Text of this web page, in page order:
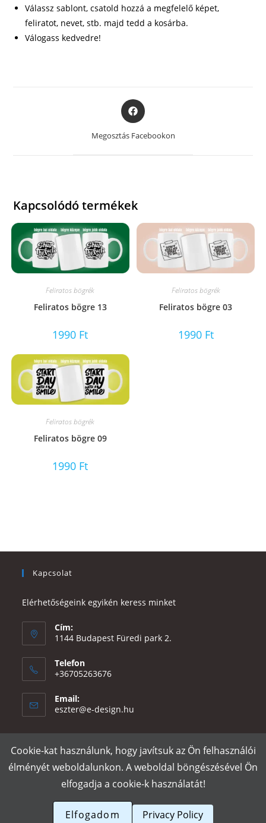
Válassz sablont, csatold hozzá a megfelelő képet,
feliratot, nevet, stb. majd tedd a kosárba.
Válogass kedvedre!
Opens
in
a
new
Megosztás Facebookon
Kapcsolódó termékek
Feliratos bögrék
Feliratos bögre 13
1990 Ft
Feliratos bögrék
Feliratos bögre 03
1990 Ft
Feliratos bögrék
Feliratos bögre 09
1990 Ft
Kapcsolat
Elérhetőségeink egyikén keress minket
Cím:
1144 Budapest Füredi park 2.
Telefon
+36705263676
Email:
eszter@e-design.hu
Rólunk Szállítás és fizetés Adatvédelmi tájékoztató
ÁSZF
Póló nyomtatás
Cookie-kat használunk, hogy javítsuk az Ön felhasználói
élményét weboldalunkon. A weboldal böngészésével Ön
elfogadja a cookie-k használatát!
Elfogadom Privacy Policy